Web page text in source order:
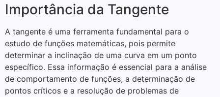
Importância da Tangente
A tangente é uma ferramenta fundamental para o
estudo de funções matemáticas, pois permite
determinar a inclinação de uma curva em um ponto
específico. Essa informação é essencial para a análise
de comportamento de funções, a determinação de
pontos críticos e a resolução de problemas de